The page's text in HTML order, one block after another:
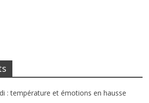
: température et émotions en hausse